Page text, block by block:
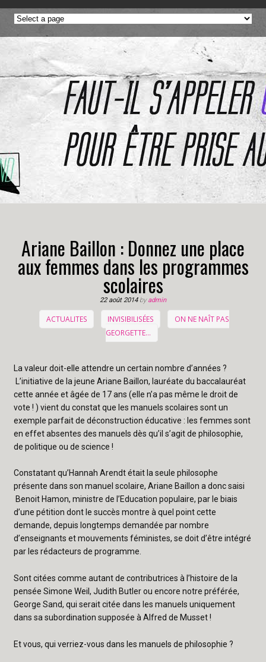
Ariane Baillon : Donnez une place
aux femmes dans les programmes
scolaires
22 août 2014byadmin
ACTUALITES INVISIBILISÉES
ON NE NAÎT PAS
GEORGETTE...
La valeur doit-elle attendre un certain nombre d’années ?
L’initiative de la jeune Ariane Baillon, lauréate du baccalauréat
cette année et âgée de 17 ans (elle n’a pas même le droit de
vote ! ) vient du constat que les manuels scolaires sont un
exemple parfait de déconstruction éducative : les femmes sont
en effet absentes des manuels dès qu’il s’agit de philosophie,
de politique ou de science !
Constatant qu’Hannah Arendt était la seule philosophe
présente dans son manuel scolaire, Ariane Baillon a donc saisi
Benoit Hamon, ministre de l’Education populaire, par le biais
d’une pétition dont le succès montre à quel point cette
demande, depuis longtemps demandée par nombre
d’enseignants et mouvements féministes, se doit d’être intégré
par les rédacteurs de programme.
Sont citées comme autant de contributrices à l’histoire de la
pensée Simone Weil, Judith Butler ou encore notre préférée,
George Sand, qui serait citée dans les manuels uniquement
dans sa subordination supposée à Alfred de Musset !
Et vous, qui verriez-vous dans les manuels de philosophie ?